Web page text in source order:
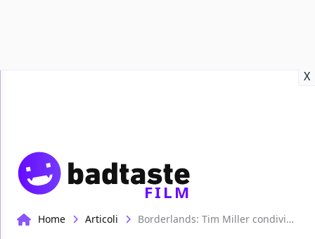
X
FILM
Home Articoli Borderlands: Tim Miller condivide un aggiornamento positivo "È un bel viaggio"